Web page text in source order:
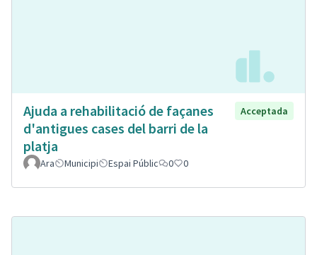
Ajuda a rehabilitació de façanes
d'antigues cases del barri de la
platja
Acceptada
Ara Municipi Espai Públic 0 0